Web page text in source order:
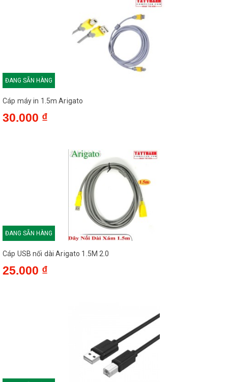
- Nhiều lựa chọn chiều dài: Sản phẩm có nhiều tùy chọn chiều
dài khác nhau, bao gồm 1.5m (model V-U205), 3m (model V-
U206), 5m (model V-U207), và 10m (model V-U208), phù hợp
Ứng dụng
- Kết nối máy in: Dây cáp này là giải pháp hoàn hảo để kết nối
máy in với máy tính, đảm bảo việc in ấn được thực hiện nhanh
- Kết nối máy scan: Cáp cũng phù hợp cho việc kết nối máy
scan, đảm bảo truyền tải dữ liệu chính xác và nhanh chóng.
- Kết nối thiết bị ngoại vi: Sử dụng để kết nối các thiết bị ngoại vi
khác như máy fax, máy photocopy với máy tính, giúp nâng cao
ĐANG SẴN HÀNG
Cáp máy in 1.5m Arigato
30.000 ₫
ĐANG SẴN HÀNG
Cáp USB nối dài Arigato 1.5M 2.0
25.000 ₫